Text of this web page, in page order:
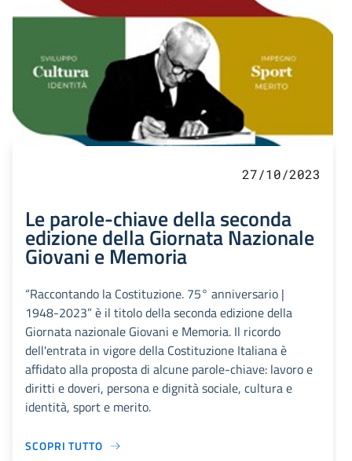
27/10/2023
Le parole-chiave della seconda
edizione della Giornata Nazionale
Giovani e Memoria
“Raccontando la Costituzione. 75° anniversario |
1948-2023” è il titolo della seconda edizione della
Giornata nazionale Giovani e Memoria. Il ricordo
dell'entrata in vigore della Costituzione Italiana è
affidato alla proposta di alcune parole-chiave: lavoro e
diritti e doveri, persona e dignità sociale, cultura e
identità, sport e merito.
SCOPRI TUTTO